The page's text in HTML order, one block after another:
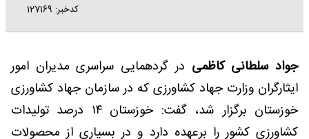
کدخبر: 127169
جواد سلطانی کاظمی در گردهمایی سراسری مدیران امور
ایثارگران وزارت جهاد کشاورزی که در سازمان جهاد کشاورزی
خوزستان برگزار شد، گفت: خوزستان ۱۴ درصد تولیدات
کشاورزی کشور را برعهده دارد و در بسیاری از محصولات